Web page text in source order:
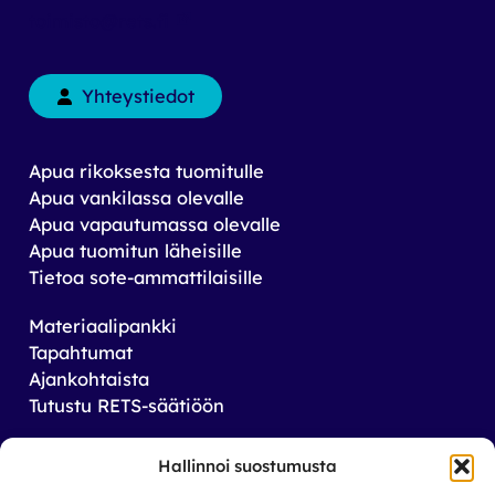
Hallinnoi suostumusta
Yhteystiedot
Apua rikoksesta tuomitulle
Apua vankilassa olevalle
Apua vapautumassa olevalle
Apua tuomitun läheisille
Tietoa sote-ammattilaisille
Materiaalipankki
Tapahtumat
Ajankohtaista
Tutustu RETS-säätiöön
Tilaa uutiskirjeemme